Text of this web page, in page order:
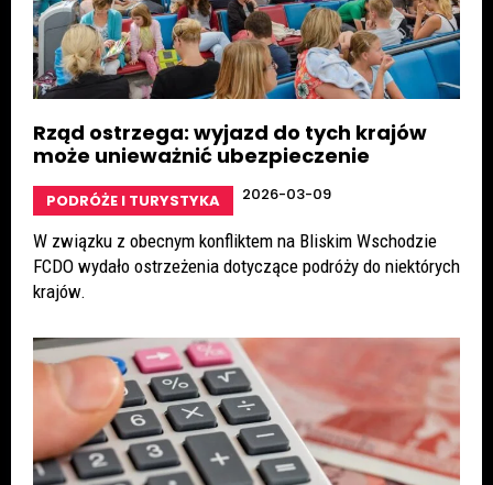
Rząd ostrzega: wyjazd do tych krajów
może unieważnić ubezpieczenie
PODRÓŻE I TURYSTYKA 2026-03-09
W związku z obecnym konfliktem na Bliskim Wschodzie
FCDO wydało ostrzeżenia dotyczące podróży do niektórych
krajów.